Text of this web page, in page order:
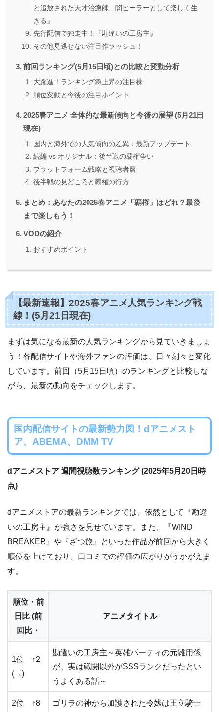
と追放された天才治癒師、闇ヒーラーとして楽しく生
きる』
先行配信で独走中！『勘違いの工房主』
その他見逃せない注目作ラッシュ！
前回ランキング(5月15日頃)との比較と変動分析
大躍進！ランキング急上昇の注目株
順位変動と今後の注目ポイント
2025春アニメ 全体的な最新傾向と今後の展望 (5月21日
現在)
国内と海外での人気傾向の差異：最新アップデート
続編 vs オリジナル：後半戦の覇権争い
プラットフォーム戦略と視聴者層
後半戦の見どころと覇権の行方
まとめ：あなたの2025春アニメ「覇権」はどれ？最後
まで楽しもう！
VODの紹介
おすすめポイント
【最新速報】2025春アニメ人気ランキング戦
線！(5月21日現在)
まずは気になる最新の人気ランキングから見ていきましょ
う！各配信サイトや海外ファンの評価は、日々刻々と変化
しています。前回（5月15日頃）のランキングと比較しな
がら、最新の動向をチェックします。
国内配信サイトの最新勢力図！dアニメスト
ア、ABEMA、DMM TV
dアニメストア 週間視聴数ランキング (2025年5月20日時
点)
dアニメストアの最新ランキングでは、依然として『勘違
いの工房主』が強さを見せています。また、『WIND
BREAKER』や『ざつ旅』といった作品が前回から大きく
順位を上げており、口コミでの評価の広がりがうかがえま
す。
順位・前
日比 (前
回比・
アニメタイトル
1位 ↑2
(→)
勘違いの工房主～英雄パーティの元雑用係
が、実は戦闘以外がSSSランクだったとい
うよくある話～
2位 ↑8 ゴリラの神から加護された令嬢は王立騎士